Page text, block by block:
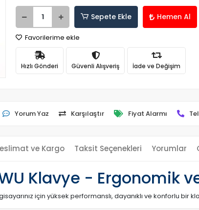
Sepete Ekle Hemen Al
Favorilerime ekle
Hızlı Gönderi Güvenli Alışveriş İade ve Değişim
Yorum Yaz Karşılaştır Fiyat Alarmı
ve Kargo Taksit Seçenekleri Yorumlar
Klavye - Ergonomik
için yüksek performanslı, dayanıklı ve konforlu bir